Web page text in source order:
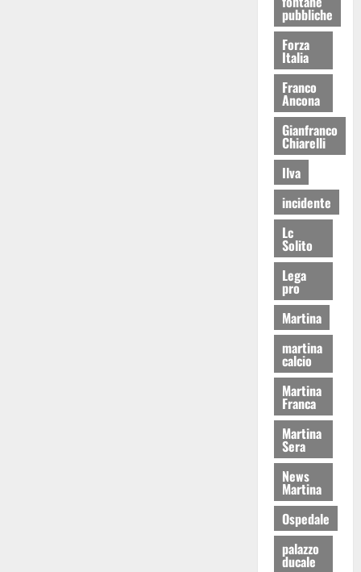
pubbliche
Forza
Italia
Franco
Ancona
Gianfranco
Chiarelli
Ilva
incidente
Lc
Solito
Lega
pro
Martina
martina
calcio
Martina
Franca
Martina
Sera
News
Martina
Ospedale
palazzo
ducale